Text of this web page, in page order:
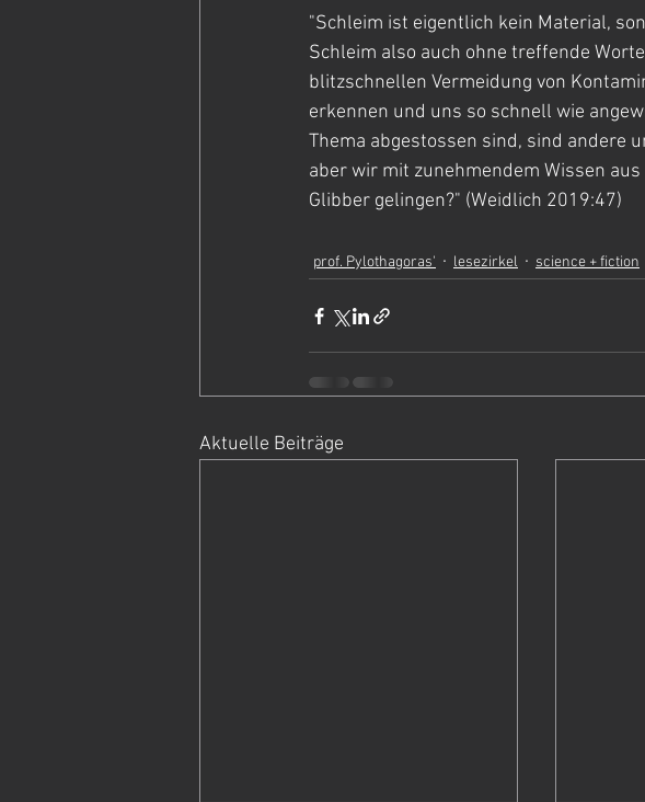
"Schleim ist eigentlich kein Material,
Schleim also auch ohne treffende
blitzschnellen Vermeidung von
erkennen und uns so schnell wie
Thema abgestossen sind, sind andere
aber wir mit zunehmendem Wissen
Glibber gelingen?" (Weidlich 2019:47)
prof. Pylothagoras' lesezirkel science + fiction
Aktuelle Beiträge